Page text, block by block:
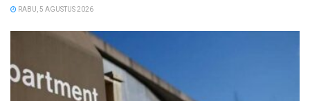
RABU, 5 AGUSTUS 2026